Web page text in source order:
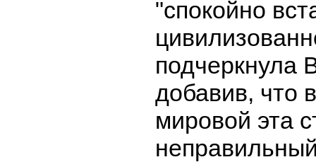
"спокойно
подчеркнула
добавив, что
мировой эта